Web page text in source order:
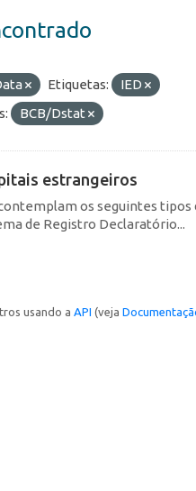
Etiquetas:
IED
BCB/Dstat
estrangeiros
os seguintes tipos
de Registro Declaratório...
usando a API (veja